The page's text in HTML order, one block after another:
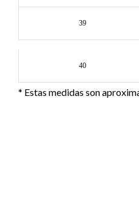
39
40
* Estas medidas son